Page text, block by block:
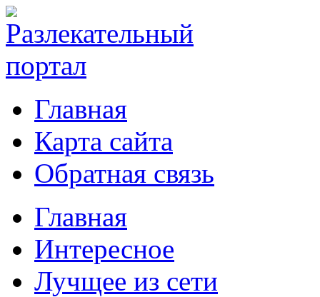
Главная
Карта сайта
Обратная связь
Главная
Интересное
Лучщее из сети